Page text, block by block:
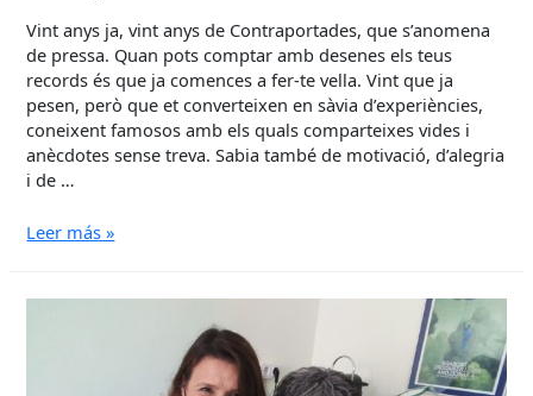
Vint anys ja, vint anys de Contraportades, que s’anomena
de pressa. Quan pots comptar amb desenes els teus
records és que ja comences a fer-te vella. Vint que ja
pesen, però que et converteixen en sàvia d’experiències,
coneixent famosos amb els quals comparteixes vides i
anècdotes sense treva. Sabia també de motivació, d’alegria
i de …
VINT
l’Independent
Leer más »